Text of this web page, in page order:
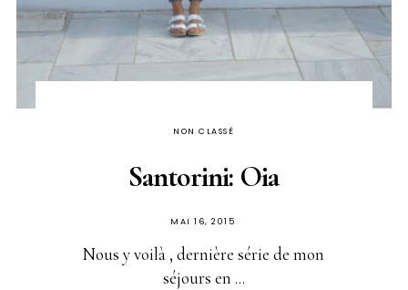
NON CLASSÉ
Santorini: Oia
PUBLIÉ
SUR
MAI 16, 2015
Nous y voilà , dernière série de mon
séjours en ...